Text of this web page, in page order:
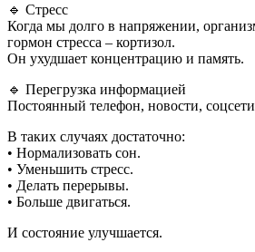
🔹 Стресс
Когда мы долго в напряжении,
гормон стресса – кортизол.
Он ухудшает концентрацию и память.
🔹 Перегрузка информацией
Постоянный телефон, новости,
В таких случаях достаточно:
• Нормализовать сон.
• Уменьшить стресс.
• Делать перерывы.
• Больше двигаться.
И состояние улучшается.